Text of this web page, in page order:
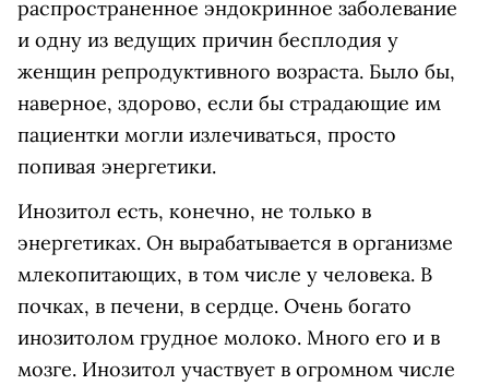
распространенное эндокринное заболевание
и одну из ведущих причин бесплодия у
женщин репродуктивного возраста. Было бы,
наверное, здорово, если бы страдающие им
пациентки могли излечиваться, просто
попивая энергетики.
Инозитол есть, конечно, не только в
энергетиках. Он вырабатывается в организме
млекопитающих, в том числе у человека. В
почках, в печени, в сердце. Очень богато
инозитолом грудное молоко. Много его и в
мозге. Инозитол участвует в огромном числе